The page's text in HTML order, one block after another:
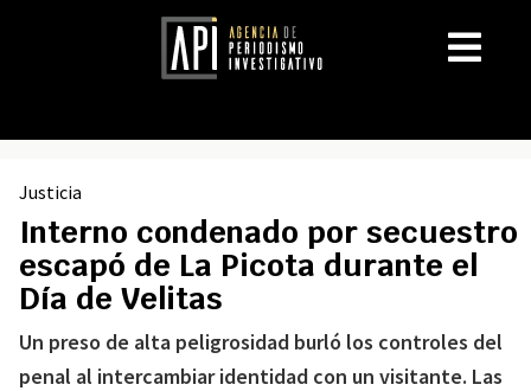
Justicia
Interno condenado por secuestro
escapó de La Picota durante el
Día de Velitas
Un preso de alta peligrosidad burló los controles del
penal al intercambiar identidad con un visitante. Las